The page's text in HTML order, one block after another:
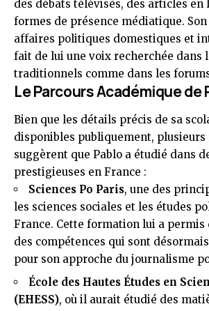
des débats télévisés, des articles en
formes de présence médiatique.
affaires politiques domestiques et
fait de lui une voix recherchée dans
traditionnels comme dans les
Le Parcours Académique de
Bien que les détails précis de sa
disponibles publiquement, plusieurs
suggèrent que Pablo a étudié dans
prestigieuses en France :
Sciences Po Paris, une des
les sciences sociales et les études
France. Cette formation lui a permis
des compétences qui sont
pour son approche du journalisme
École des Hautes Études en
(EHESS), où il aurait étudié des